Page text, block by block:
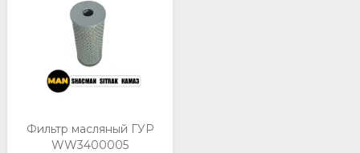
Фильтр масляный ГУР
WW3400005